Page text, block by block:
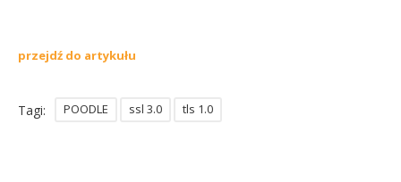
przejdź do artykułu
Tagi: POODLE ssl 3.0 tls 1.0